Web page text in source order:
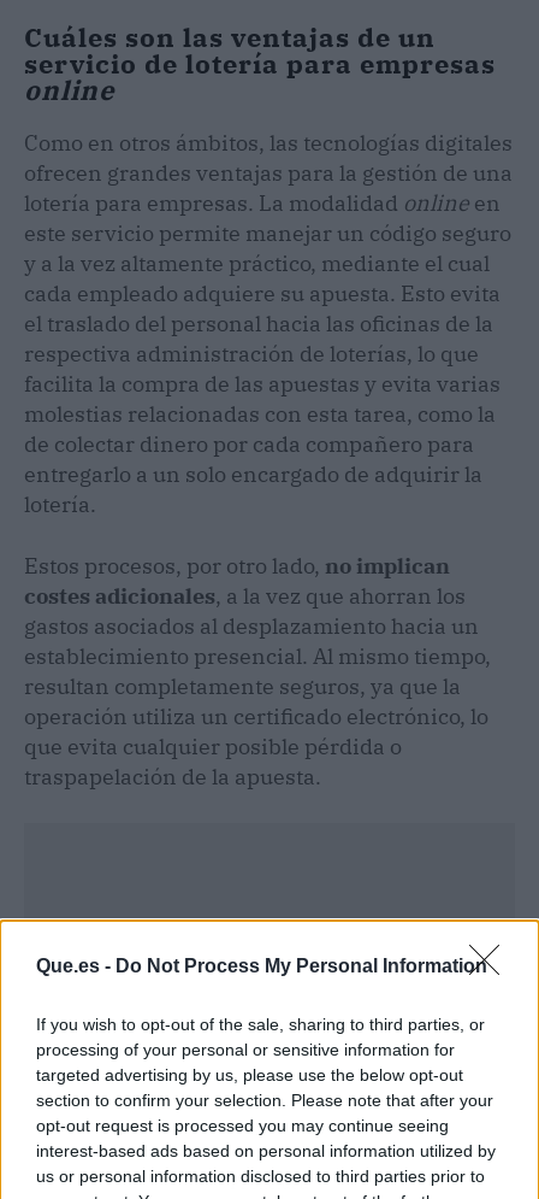
Que.es - Do Not Process My Personal Information
If you wish to opt-out of the sale, sharing to third parties, or
processing of your personal or sensitive information for
targeted advertising by us, please use the below opt-out
section to confirm your selection. Please note that after your
opt-out request is processed you may continue seeing
interest-based ads based on personal information utilized by
us or personal information disclosed to third parties prior to
Cuáles son las ventajas de un
servicio de lotería para empresas
online
Como en otros ámbitos, las tecnologías digitales
ofrecen grandes ventajas para la gestión de una
lotería para empresas. La modalidad online en
este servicio permite manejar un código seguro
y a la vez altamente práctico, mediante el cual
cada empleado adquiere su apuesta. Esto evita
el traslado del personal hacia las oficinas de la
respectiva administración de loterías, lo que
facilita la compra de las apuestas y evita varias
molestias relacionadas con esta tarea, como la
de colectar dinero por cada compañero para
entregarlo a un solo encargado de adquirir la
lotería.
Estos procesos, por otro lado, no implican
costes adicionales, a la vez que ahorran los
gastos asociados al desplazamiento hacia un
establecimiento presencial. Al mismo tiempo,
resultan completamente seguros, ya que la
operación utiliza un certificado electrónico, lo
que evita cualquier posible pérdida o
traspapelación de la apuesta.
Publicidad